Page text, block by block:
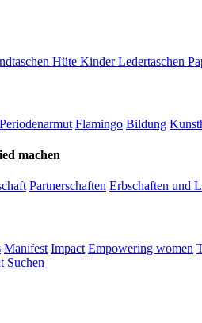
Hüte KinderLedertaschen
Periodenarmut Flamingo Bildung
machen
Partnerschaften Erbschaften und
Manifest Impact Empowering women
Suchen